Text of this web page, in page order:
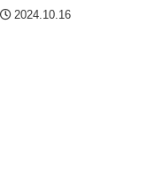
2024.10.16